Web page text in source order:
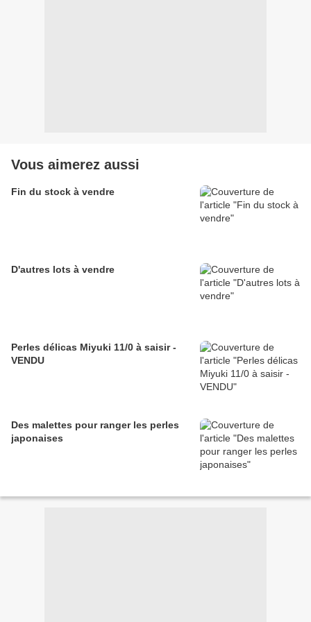
Vous aimerez aussi
Fin du stock à vendre
D'autres lots à vendre
Perles délicas Miyuki 11/0 à saisir -
VENDU
Des malettes pour ranger les perles
japonaises